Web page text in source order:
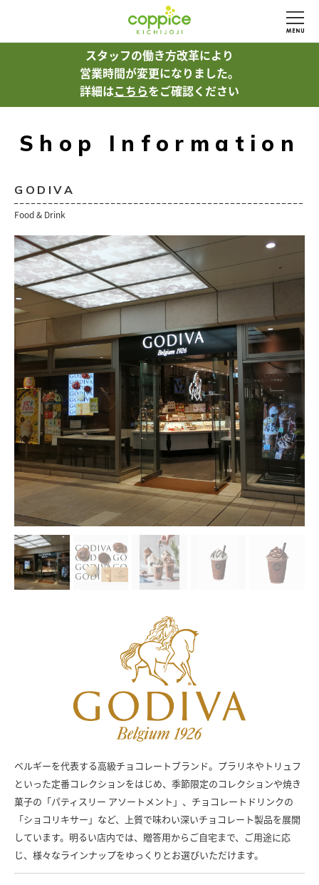
スタッフの働き方改革により
営業時間が変更になりました。
詳細はこちらをご確認ください
Shop Information
GODIVA
Food & Drink
ベルギーを代表する高級チョコレートブランド。プラリネやトリュフ
といった定番コレクションをはじめ、季節限定のコレクションや焼き
菓子の「パティスリー アソートメント」、チョコレートドリンクの
「ショコリキサー」など、上質で味わい深いチョコレート製品を展開
しています。明るい店内では、贈答用からご自宅まで、ご用途に応
じ、様々なラインナップをゆっくりとお選びいただけます。